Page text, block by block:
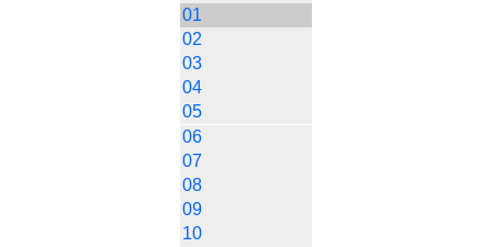
01
02
03
04
05
06
07
08
09
10